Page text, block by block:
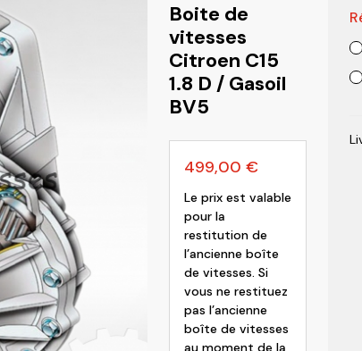
Fiat Kia
Volvo
Boite de
vitesses
Citroen C15
1.8 D / Gasoil
BV5
499,00 €
Le prix est valable
pour la
restitution de
l’ancienne boîte
de vitesses. Si
vous ne restituez
pas l’ancienne
boîte de vitesses
au moment de la